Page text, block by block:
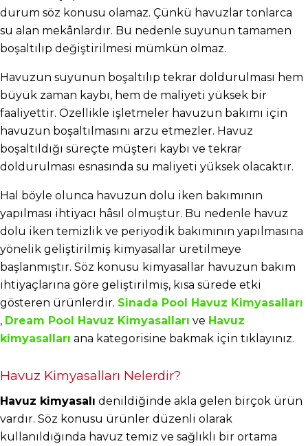
durum söz konusu olamaz. Çünkü havuzlar tonlarca
su alan mekânlardır. Bu nedenle suyunun tamamen
boşaltılıp değiştirilmesi mümkün olmaz.
Havuzun suyunun boşaltılıp tekrar doldurulması hem
büyük zaman kaybı, hem de maliyeti yüksek bir
faaliyettir. Özellikle işletmeler havuzun bakımı için
havuzun boşaltılmasını arzu etmezler. Havuz
boşaltıldığı süreçte müşteri kaybı ve tekrar
doldurulması esnasında su maliyeti yüksek olacaktır.
Hal böyle olunca havuzun dolu iken bakımının
yapılması ihtiyacı hâsıl olmuştur. Bu nedenle havuz
dolu iken temizlik ve periyodik bakımının yapılmasına
yönelik geliştirilmiş kimyasallar üretilmeye
başlanmıştır. Söz konusu kimyasallar havuzun bakım
ihtiyaçlarına göre geliştirilmiş, kısa sürede etki
gösteren ürünlerdir. Sinada Pool Havuz Kimyasalları
, Dream Pool Havuz Kimyasalları ve Havuz
kimyasalları ana kategorisine bakmak için tıklayınız.
Havuz Kimyasalları Nelerdir?
Havuz kimyasalı denildiğinde akla gelen birçok ürün
vardır. Söz konusu ürünler düzenli olarak
kullanıldığında havuz temiz ve sağlıklı bir ortama